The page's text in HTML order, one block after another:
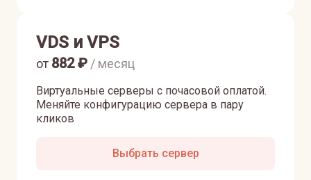
VDS и VPS
Виртуальные серверы с почасовой оплатой.
Меняйте конфигурацию сервера в пару
кликов
от 882₽ / месяц
Выбрать сервер